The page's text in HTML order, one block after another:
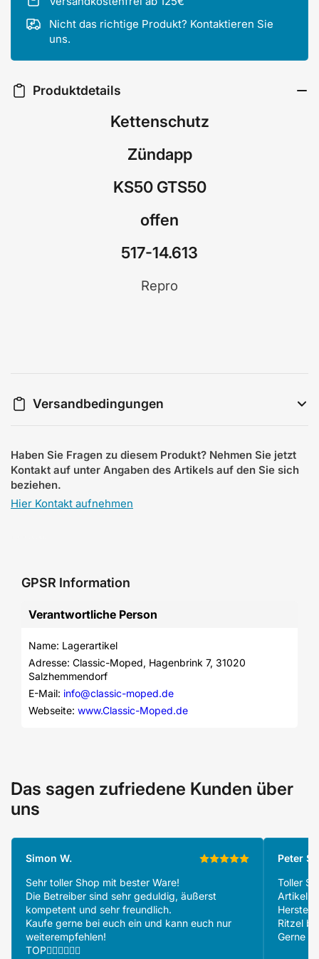
Nicht das richtige Produkt? Kontaktieren Sie
uns.
Produktdetails
Kettenschutz
Zündapp
KS50 GTS50
offen
517-14.613
Repro
Versandbedingungen
Haben Sie Fragen zu diesem Produkt? Nehmen Sie jetzt
Kontakt auf unter Angaben des Artikels auf den Sie sich
beziehen.
Hier Kontakt aufnehmen
GPSR Information
Verantwortliche Person
Name: Lagerartikel
Adresse: Classic-Moped, Hagenbrink 7, 31020
Salzhemmendorf
E-Mail: info@classic-moped.de
Webseite: www.Classic-Moped.de
Das sagen zufriedene Kunden über
uns
Simon W.
Sehr toller Shop mit bester Ware!
Die Betreiber sind sehr geduldig, äußerst
kompetent und sehr freundlich.
Kaufe gerne bei euch ein und kann euch nur
weiterempfehlen!
TOP👍🏻👍🏻👍🏻
Peter S.
Toller
Artikeln
Ritzel
Gerne